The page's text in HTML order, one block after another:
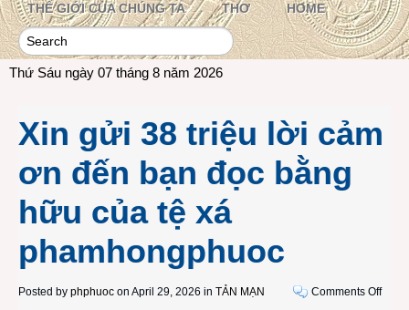
THẾ GIỚI CỦA CHÚNG TA THƠ HOME
Thứ Sáu ngày 07 tháng 8 năm 2026
Xin gửi 38 triệu lời cảm
ơn đến bạn đọc bằng
hữu của tệ xá
phamhongphuoc
Posted by phphuoc on April 29, 2026 in TẢN MẠN Comments Offon